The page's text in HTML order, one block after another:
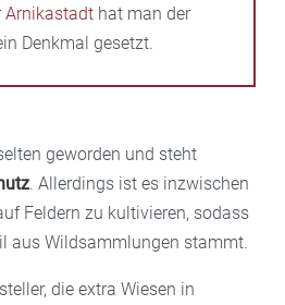
Arnikastadt hat man der
Denkmal gesetzt.
geworden und steht
. Allerdings ist es inzwischen
Feldern zu kultivieren, sodass
aus Wildsammlungen stammt.
die extra Wiesen in